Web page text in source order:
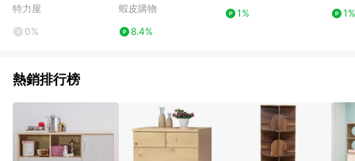
架
特力屋
0%
鮮盒 收納盒 儲存盒 冷
蔬菜整理盒 儲物 整理
蝦皮購物
8.4%
1%
1%
熱銷排行榜